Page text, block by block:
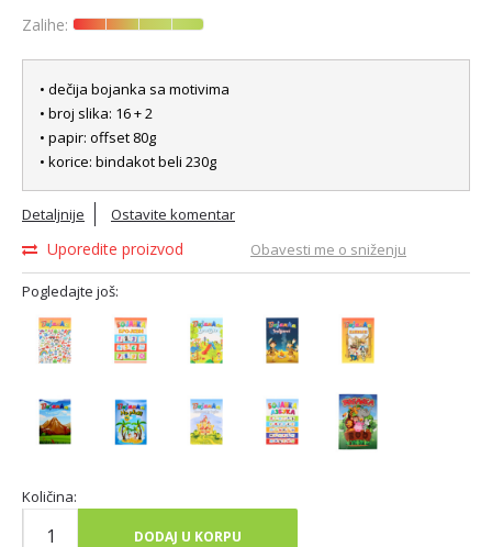
Zalihe:
• dečija bojanka sa motivima
• broj slika: 16 + 2
• papir: offset 80g
• korice: bindakot beli 230g
Detaljnije Ostavite komentar
Uporedite proizvod Obavesti me o sniženju
Pogledajte još:
Količina:
DODAJ U KORPU